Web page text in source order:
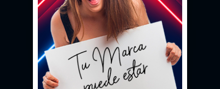
solitario
en la 3ra |
02/08/2026
Se vacían
por un
intento de
toque |
02/08/2026